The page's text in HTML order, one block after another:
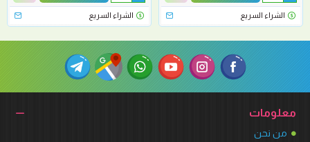
الشراء السريع الشراء السريع
معلومات
من نحن